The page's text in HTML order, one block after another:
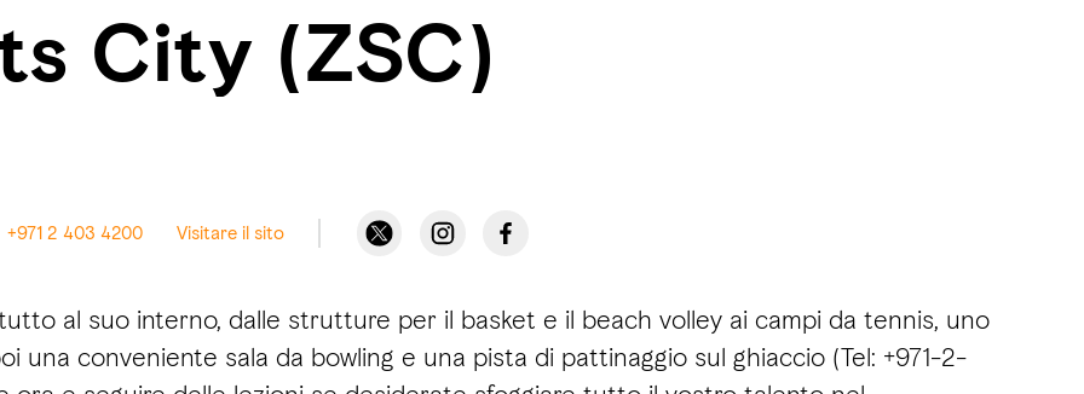
City (ZSC)
+971 2 403 4200 Visitare il sito
al suo interno, dalle strutture per il basket e il beach volley ai campi da tennis, uno
una conveniente sala da bowling e una pista di pattinaggio sul ghiaccio (Tel: +971-2-